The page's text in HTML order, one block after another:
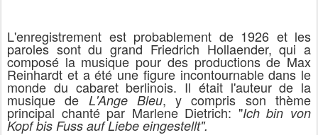
L'enregistrement est probablement de 1926 et les
paroles sont du grand Friedrich Hollaender, qui a
composé la musique pour des productions de Max
Reinhardt et a été une figure incontournable dans le
monde du cabaret berlinois. Il était l'auteur de la
musique de L'Ange Bleu, y compris son thème
principal chanté par Marlene Dietrich: "Ich bin von
Kopf bis Fuss auf Liebe eingestellt".